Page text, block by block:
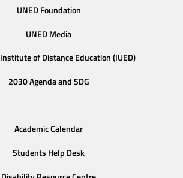
UNED Foundation
UNED Media
of Distance Education (IUED)
2030 Agenda and SDG
Academic Calendar
Students Help Desk